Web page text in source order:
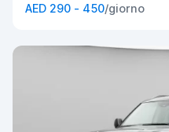
AED 290 - 450/giorno